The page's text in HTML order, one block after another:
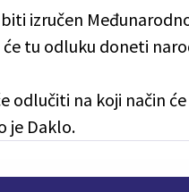
izručen
tu odluku doneti
odlučiti na koji način
je Daklo.